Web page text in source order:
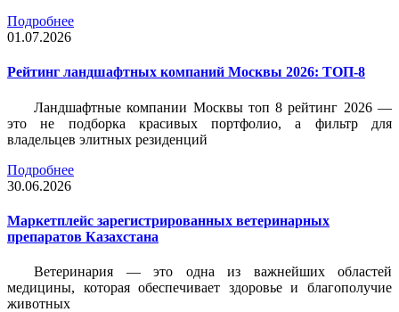
Подробнее
01.07.2026
Рейтинг ландшафтных компаний Москвы 2026: ТОП-8
Ландшафтные компании Москвы топ 8 рейтинг 2026 —
это не подборка красивых портфолио, а фильтр для
владельцев элитных резиденций
Подробнее
30.06.2026
Маркетплейс зарегистрированных ветеринарных
препаратов Казахстана
Ветеринария — это одна из важнейших областей
медицины, которая обеспечивает здоровье и благополучие
животных